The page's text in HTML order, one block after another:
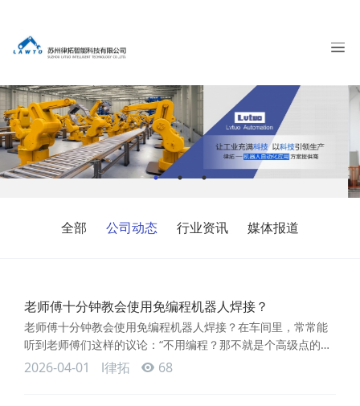
全部 公司动态 行业资讯 媒体报道
老师傅十分钟教会使用免编程机器人焊接？
老师傅十分钟教会使用免编程机器人焊接？在车间里，常常能
听到老师傅们这样的议论：“不用编程？那不就是个高级点的录
像机嘛，我手把手教它走一遍它学一遍，有啥意思？” 刚开始接
2026-04-01 l律拓 68